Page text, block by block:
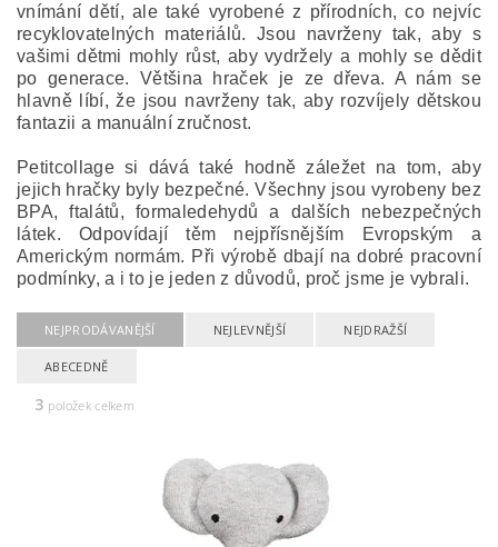
vnímání dětí, ale také vyrobené z přírodních, co nejvíc
recyklovatelných materiálů. Jsou navrženy tak, aby s
vašimi dětmi mohly růst, aby vydržely a mohly se dědit
po generace. Většina hraček je ze dřeva. A nám se
hlavně líbí, že jsou navrženy tak, aby rozvíjely dětskou
fantazii a manuální zručnost.
Petitcollage si dává také hodně záležet na tom, aby
jejich hračky byly bezpečné. Všechny jsou vyrobeny bez
BPA, ftalátů, formaledehydů a dalších nebezpečných
látek. Odpovídají těm nejpřísnějším Evropským a
Americkým normám. Při výrobě dbají na dobré pracovní
podmínky, a i to je jeden z důvodů, proč jsme je vybrali.
NEJPRODÁVANĚJŠÍ NEJLEVNĚJŠÍ NEJDRAŽŠÍ
ABECEDNĚ
3 položek celkem